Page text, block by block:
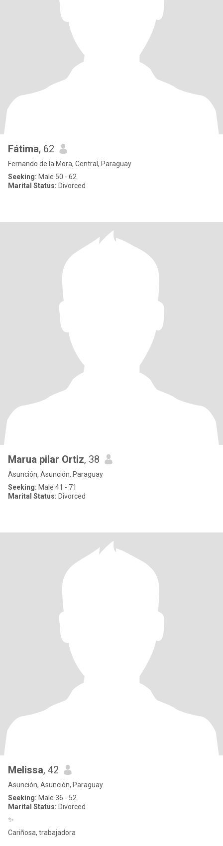
Fátima, 62
Fernando de la Mora, Central, Paraguay
Seeking: Male 50 - 62
Marital Status: Divorced
Marua pilar Ortiz, 38
Asunción, Asunción, Paraguay
Seeking: Male 41 - 71
Marital Status: Divorced
Melissa, 42
Asunción, Asunción, Paraguay
Seeking: Male 36 - 52
Marital Status: Divorced
✨
Cariñosa, trabajadora